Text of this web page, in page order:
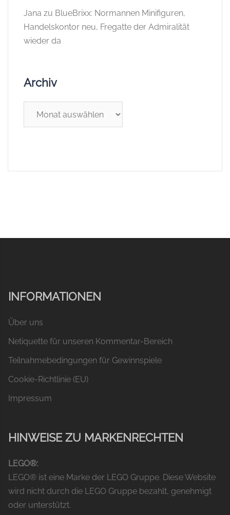
Jana zu BlueBrixx: Normannen Minifiguren,
Handelskontor neu, Fregatte der Admiralität
wieder da
Archiv
INFORMATIONEN
Über uns
Netiquette für unseren Kommentar-Bereich
Teilnahmebedingungen für Gewinnspiele
Cookie-Richtlinie (EU)
Impressum
HINWEISE ZU MARKENRECHTEN
LEGO®:
LEGO® ist eine Marke der LEGO Gruppe. Diese Website
wird nicht durch die LEGO Gruppe bezahlt, genehmigt
oder unterstützt.